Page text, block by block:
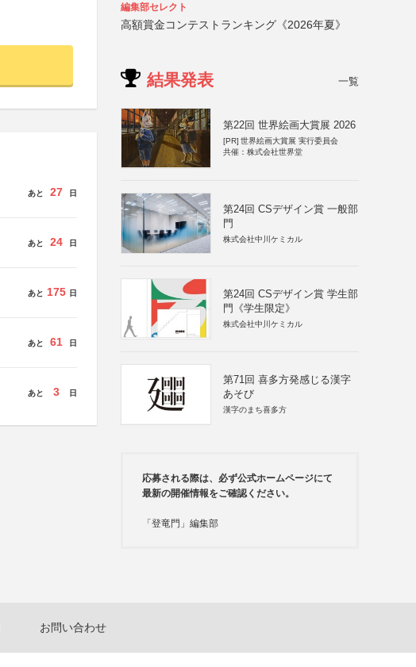
あと 27 日
あと 24 日
あと 175 日
あと 61 日
あと 3 日
編集部セレクト
高額賞金コンテストランキング《2026年夏》
結果発表 一覧
第22回 世界絵画大賞展 2026
[PR] 世界絵画大賞展 実行委員会
共催：株式会社世界堂
第24回 CSデザイン賞 一般部
門
株式会社中川ケミカル
第24回 CSデザイン賞 学生部
門《学生限定》
株式会社中川ケミカル
第71回 喜多方発感じる漢字
あそび
漢字のまち喜多方
応募される際は、必ず公式ホームページにて
最新の開催情報をご確認ください。
「登竜門」編集部
お問い合わせ